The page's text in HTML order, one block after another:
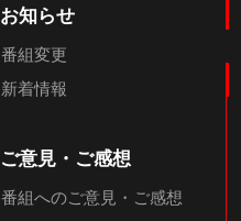
お知らせ
番組変更
新着情報
ご意見・ご感想
番組へのご意見・ご感想